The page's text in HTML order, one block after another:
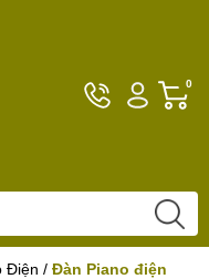
Hotline
0961017926
Tài
khoản
0
Điện / Đàn Piano điện